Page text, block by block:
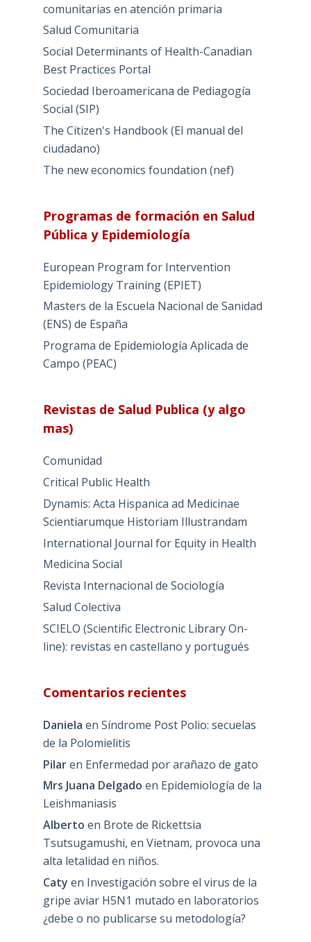
comunitarias en atención primaria
Salud Comunitaria
Social Determinants of Health-Canadian
Best Practices Portal
Sociedad Iberoamericana de Pediagogía
Social (SIP)
The Citizen's Handbook (El manual del
ciudadano)
The new economics foundation (nef)
Programas de formación en Salud
Pública y Epidemiología
European Program for Intervention
Epidemiology Training (EPIET)
Masters de la Escuela Nacional de Sanidad
(ENS) de España
Programa de Epidemiología Aplicada de
Campo (PEAC)
Revistas de Salud Publica (y algo
mas)
Comunidad
Critical Public Health
Dynamis: Acta Hispanica ad Medicinae
Scientiarumque Historiam Illustrandam
International Journal for Equity in Health
Medicina Social
Revista Internacional de Sociología
Salud Colectiva
SCIELO (Scientific Electronic Library On-
line): revistas en castellano y portugués
Comentarios recientes
Daniela en Síndrome Post Polio: secuelas
de la Polomielitis
Pilaren Enfermedad por arañazo de gato
Mrs Juana Delgado en Epidemiología de la
Leishmaniasis
Alberto en Brote de Rickettsia
Tsutsugamushi, en Vietnam, provoca una
alta letalidad en niños.
Caty en Investigación sobre el virus de la
gripe aviar H5N1 mutado en laboratorios
¿debe o no publicarse su metodología?